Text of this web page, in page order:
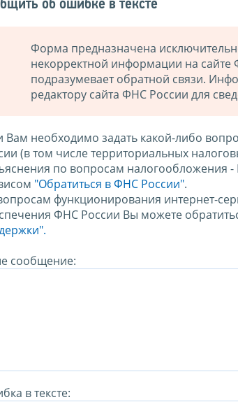
об ошибке в тексте
Форма предназначена
некорректной информации на сайте
подразумевает обратной связи.
редактору сайта ФНС России для
Вам необходимо задать какой-либо
(в том числе территориальных
по вопросам налогообложения -
"Обратиться в ФНС России".
функционирования интернет-
ФНС России Вы можете
сообщение:
в тексте: